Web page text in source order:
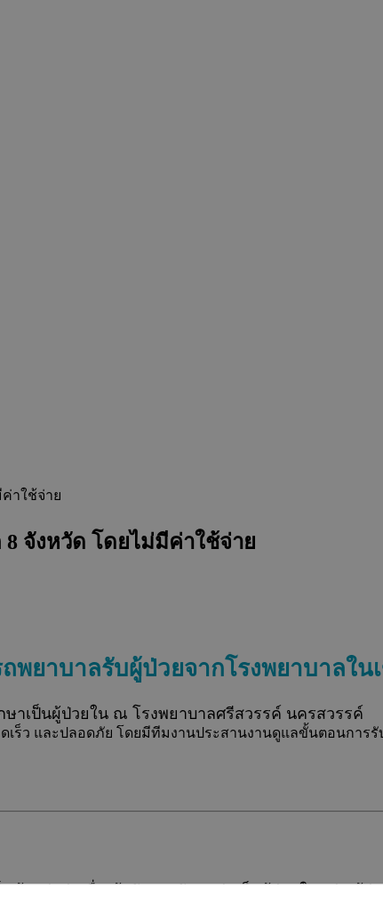
าใช้จ่าย
จังหวัด โดยไม่มีค่าใช้จ่าย
พยาบาลรับผู้ป่วยจากโรงพยาบาลในเ
าเป็นผู้ป่วยใน ณ โรงพยาบาลศรีสวรรค์ นครสวรรค์
ร็ว และปลอดภัย โดยมีทีมงานประสานงานดูแลขั้นตอนการ
องส่งต่อเพื่อเข้ารับการรักษาต่อเป็นผู้ป่วยใน เช่น ผู้
ะทาง